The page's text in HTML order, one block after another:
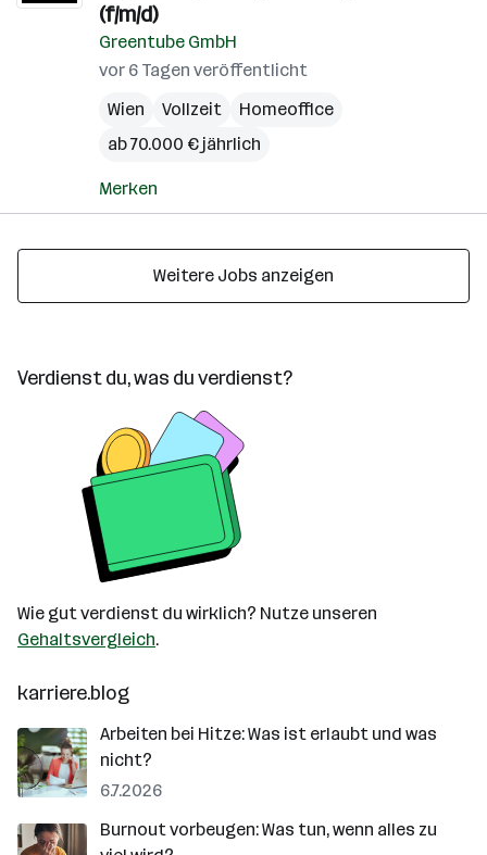
(f/m/d)
Greentube GmbH
vor 6 Tagen veröffentlicht
Wien
Vollzeit
Homeoffice
ab 70.000 € jährlich
Merken
Weitere Jobs anzeigen
Verdienst du, was du verdienst?
Wie gut verdienst du wirklich? Nutze unseren
Gehaltsvergleich.
karriere.blog
Arbeiten bei Hitze: Was ist erlaubt und was
nicht?
6.7.2026
Burnout vorbeugen: Was tun, wenn alles zu